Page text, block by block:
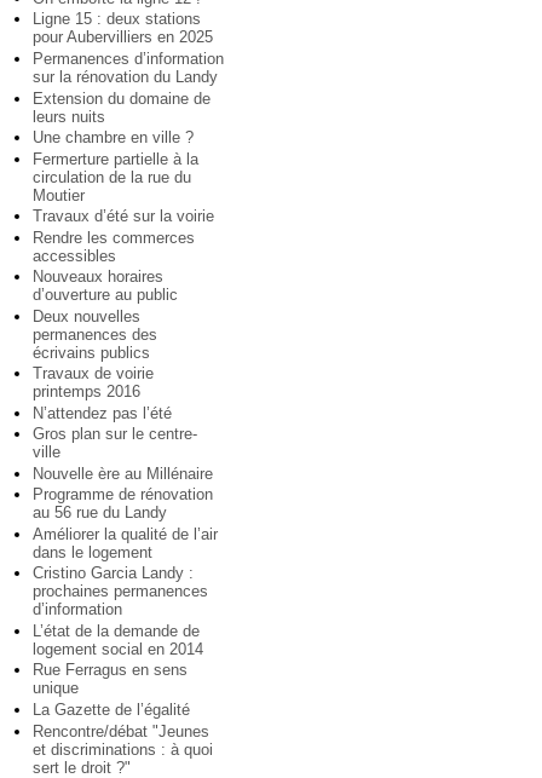
Ligne 15 : deux stations
pour Aubervilliers en 2025
Permanences d’information
sur la rénovation du Landy
Extension du domaine de
leurs nuits
Une chambre en ville ?
Fermerture partielle à la
circulation de la rue du
Moutier
Travaux d’été sur la voirie
Rendre les commerces
accessibles
Nouveaux horaires
d’ouverture au public
Deux nouvelles
permanences des
écrivains publics
Travaux de voirie
printemps 2016
N’attendez pas l’été
Gros plan sur le centre-
ville
Nouvelle ère au Millénaire
Programme de rénovation
au 56 rue du Landy
Améliorer la qualité de l’air
dans le logement
Cristino Garcia Landy :
prochaines permanences
d’information
L’état de la demande de
logement social en 2014
Rue Ferragus en sens
unique
La Gazette de l’égalité
Rencontre/débat "Jeunes
et discriminations : à quoi
sert le droit ?"